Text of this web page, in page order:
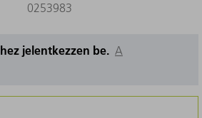
0253983
jelentkezzen be. A